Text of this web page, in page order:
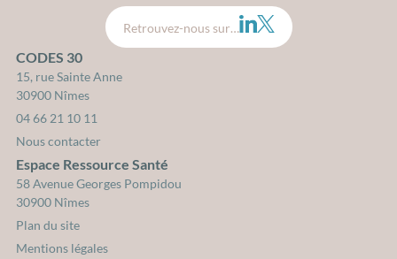
Retrouvez-nous sur… LinkedIn
Twitter
CODES 30
15, rue Sainte Anne
30900 Nîmes
04 66 21 10 11
Nous contacter
Espace Ressource Santé
58 Avenue Georges Pompidou
30900 Nîmes
Plan du site
Mentions légales